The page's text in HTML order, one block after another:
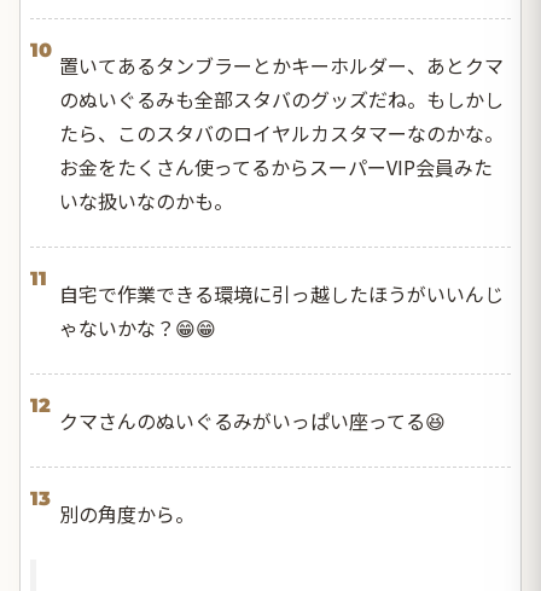
10
置いてあるタンブラーとかキーホルダー、あとクマ
のぬいぐるみも全部スタバのグッズだね。もしかし
たら、このスタバのロイヤルカスタマーなのかな。
お金をたくさん使ってるからスーパーVIP会員みた
いな扱いなのかも。
11
自宅で作業できる環境に引っ越したほうがいいんじ
ゃないかな？😁😁
12
クマさんのぬいぐるみがいっぱい座ってる😆
13
別の角度から。